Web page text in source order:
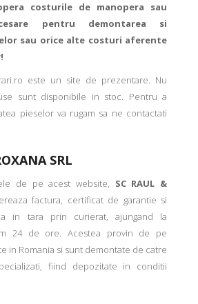
costurile de manopera sau
pentru demontarea si
sau orice alte costuri aferente
este un site de prezentare. Nu
sunt disponibile in stoc. Pentru a
pieselor va rugam sa ne contactati
SRL
de pe acest website, SC RAUL &
factura, certificat de garantie si
in tara prin curierat, ajungand la
24 de ore. Acestea provin de pe
in Romania si sunt demontate de catre
fiind depozitate in conditii